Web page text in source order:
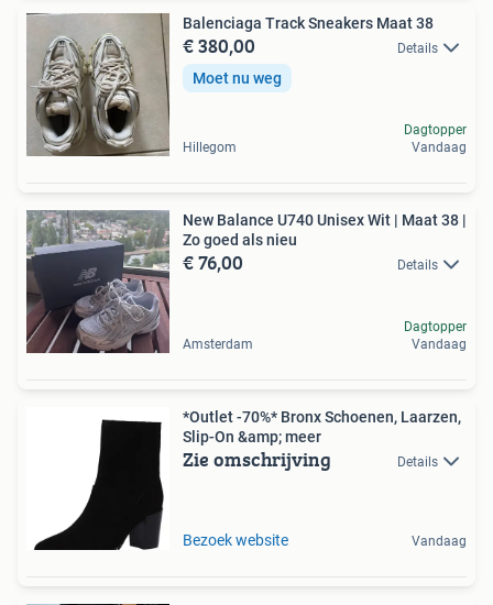
Balenciaga Track Sneakers Maat 38
€ 380,00 Details
Moet nu weg
Hillegom
Dagtopper
Vandaag
New Balance U740 Unisex Wit | Maat 38 |
Zo goed als nieu
€ 76,00 Details
Amsterdam
Dagtopper
Vandaag
*Outlet -70%* Bronx Schoenen, Laarzen,
Slip-On &amp; meer
Zie omschrijving Details
Bezoek website Vandaag